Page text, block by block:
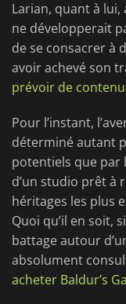
Larian, quant à lui,
ne développerait
de se consacrer à
avoir achevé son
prévoir de
Pour l’instant,
déterminé autant
potentiels que par
d’un studio prêt à
héritages les plus
Quoi qu’il en soit,
battage autour
absolument
acheter Baldur’s